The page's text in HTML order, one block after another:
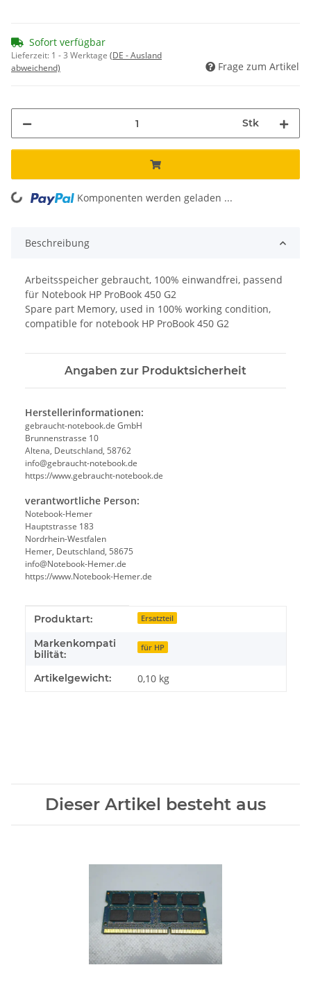
Sofort verfügbar
Lieferzeit: 1 - 3 Werktage (DE - Ausland
abweichend)
Frage zum Artikel
Stk
Komponenten werden geladen ...
Beschreibung
Arbeitsspeicher gebraucht, 100% einwandfrei, passend
für Notebook HP ProBook 450 G2
Spare part Memory, used in 100% working condition,
compatible for notebook HP ProBook 450 G2
Angaben zur Produktsicherheit
Herstellerinformationen:
gebraucht-notebook.de GmbH
Brunnenstrasse 10
Altena, Deutschland, 58762
info@gebraucht-notebook.de
https://www.gebraucht-notebook.de
verantwortliche Person:
Notebook-Hemer
Hauptstrasse 183
Nordrhein-Westfalen
Hemer, Deutschland, 58675
info@Notebook-Hemer.de
https://www.Notebook-Hemer.de
Produkteigenschaft
Wert
Produktart: Ersatzteil
Markenkompati
bilität:
für HP
Artikelgewicht: 0,10 kg
Dieser Artikel besteht aus